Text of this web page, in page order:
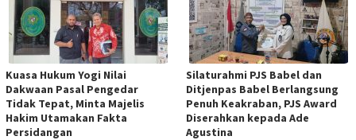
Kuasa Hukum Yogi Nilai
Dakwaan Pasal Pengedar
Tidak Tepat, Minta Majelis
Hakim Utamakan Fakta
Persidangan
Silaturahmi PJS Babel dan
Ditjenpas Babel Berlangsung
Penuh Keakraban, PJS Award
Diserahkan kepada Ade
Agustina